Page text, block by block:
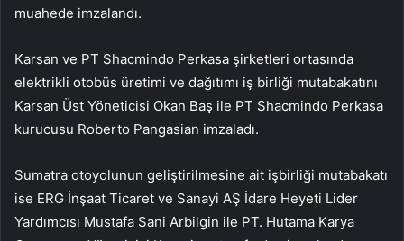
muahede imzalandı.
Karsan ve PT Shacmindo Perkasa şirketleri ortasında
elektrikli otobüs üretimi ve dağıtımı iş birliği mutabakatını
Karsan Üst Yöneticisi Okan Baş ile PT Shacmindo Perkasa
kurucusu Roberto Pangasian imzaladı.
Sumatra otoyolunun geliştirilmesine ait işbirliği mutabakatı
ise ERG İnşaat Ticaret ve Sanayi AŞ İdare Heyeti Lider
Yardımcısı Mustafa Sani Arbilgin ile PT. Hutama Karya